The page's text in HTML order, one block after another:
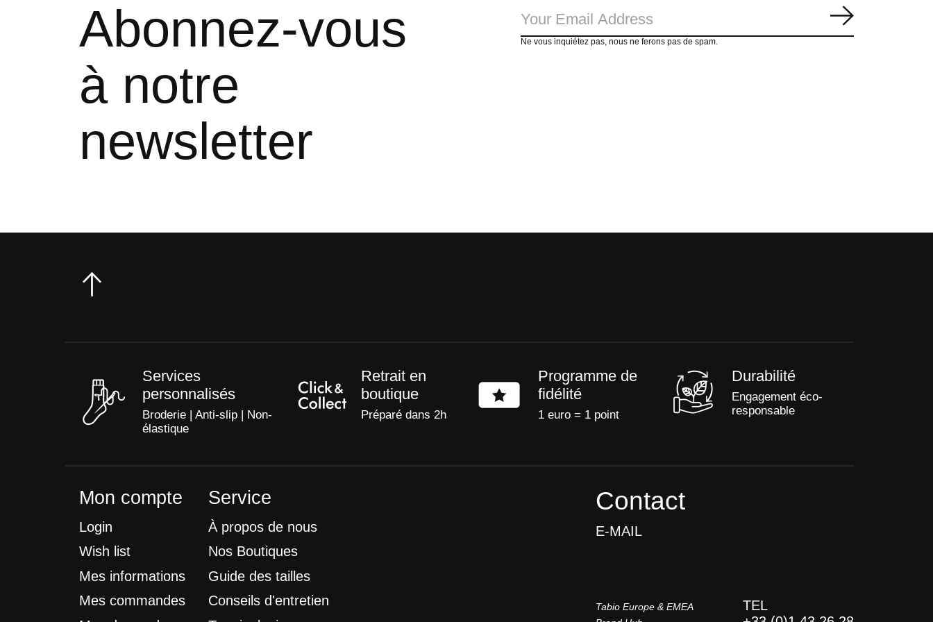
Abonnez-vous
à notre
newsletter
S'abonner
Ne vous inquiétez pas, nous ne ferons pas de spam.
Services
personnalisés
Broderie | Anti-slip | Non-
élastique
Retrait en
boutique
Préparé dans 2h
Programme de
fidélité
1 euro = 1 point
Durabilité
Engagement éco-
responsable
Mon compte
Login
Wish list
Mes informations
Mes commandes
Service
À propos de nous
Nos Boutiques
Guide des tailles
Conseils d'entretien
Contact
E-MAIL
Tabio Europe & EMEA
TEL